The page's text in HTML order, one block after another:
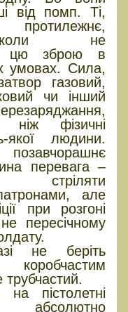
від помп. Ті,
протилежнє,
не
цю зброю в
умовах. Сила,
газовий,
чи інший
ніж фізичні
якої людини.
перевага –
стріляти
але
при розгоні
пересічному
не беріть
пістолетні
абсолютно